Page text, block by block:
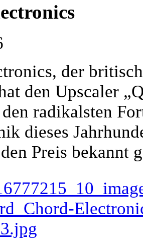
der
den Upscaler
radikalsten
dieses
Preis bekannt